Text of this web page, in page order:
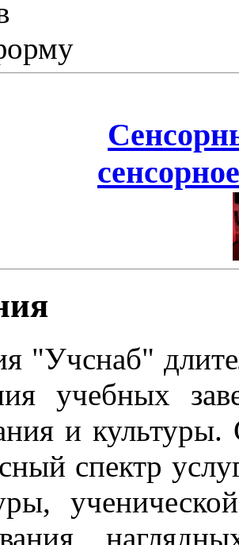
"Учснаб"
учебных
и
спектр